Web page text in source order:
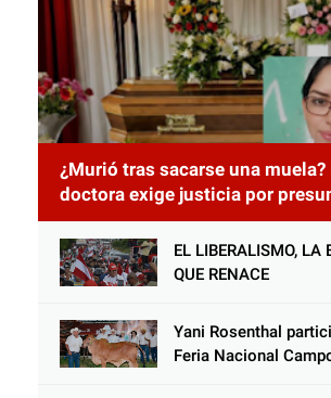
¿Murió tras sacarse una
doctora exige justicia por
práctica odontológica
EL LIBERALISMO, LA
QUE RENACE
Yani Rosenthal
Feria Nacional